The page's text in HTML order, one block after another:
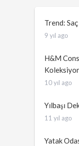
Trend:
9 yıl ago
H&M
10 yıl ago
Yılbaşı
11 yıl ago
Yatak